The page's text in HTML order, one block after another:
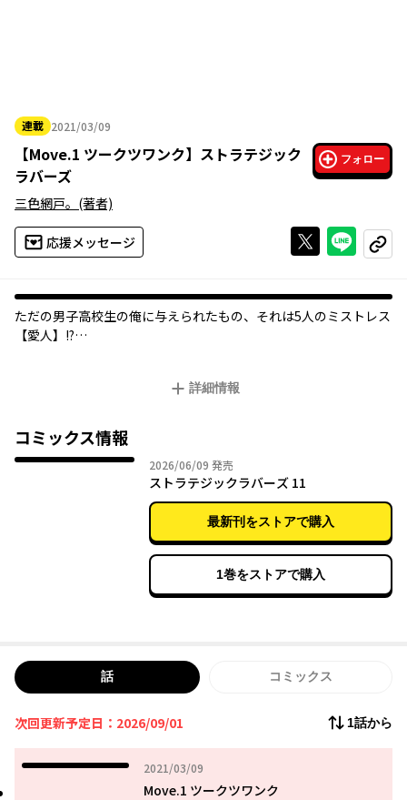
連載 2021/03/09
2021年03月09日
【Move.1 ツークツワンク】 ストラテジック
ラバーズ
フォロー
三色網戸。 (著者)
応援メッセージ Xで投稿する
ライン
コピー
ただの男子高校生の俺に与えられたもの、それは5人のミストレス
【愛人】!?
23人目の愛人の息子である彼にとって、跡継ぎ問題は他人事だと
の美少女が…!!
優秀なミストレス【愛人】を抱えることで、強大になった東山グ
ループの跡継ぎとして、ヒロインたちを選抜していくことになる
浩太だが、ある能力が目覚め始め――!?
計略めぐらす色恋サバイバルゲーム開幕…!!
詳細情報
コミックス情報
2026/06/09 2026年06月09日
発売
ストラテジックラバーズ 11
最新刊をストアで購入
1巻をストアで購入
話 コミックス
次回更新予定日：2026/09/01 1話から
2021/03/09
2021年03月09日
Move.1 ツークツワンク